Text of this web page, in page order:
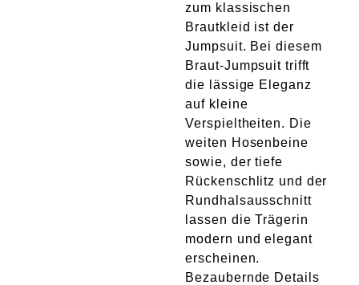
Bridal Couture
Kontakt
UK
zum klassischen
Brautkleid ist der
Jumpsuit. Bei diesem
Braut-Jumpsuit trifft
die lässige Eleganz
auf kleine
Verspieltheiten. Die
weiten Hosenbeine
sowie, der tiefe
Rückenschlitz und der
Rundhalsausschnitt
lassen die Trägerin
modern und elegant
erscheinen.
Bezaubernde Details